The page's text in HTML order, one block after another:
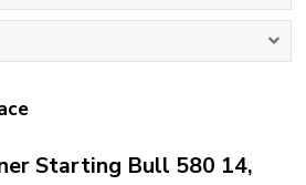
Starting Bull 580 14,